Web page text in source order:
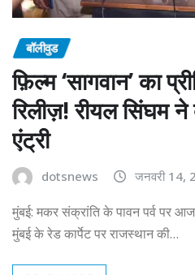
बॉलीवुड
फ़िल्म ‘सागवान’ का
रिलीज़! रीयल सिंघम ने
एंट्री
dotsnews जनवरी 14,
मुंबई: मकर संक्रांति के पावन पर्व पर
मुंबई के रेड कार्पेट पर राजस्थान की…